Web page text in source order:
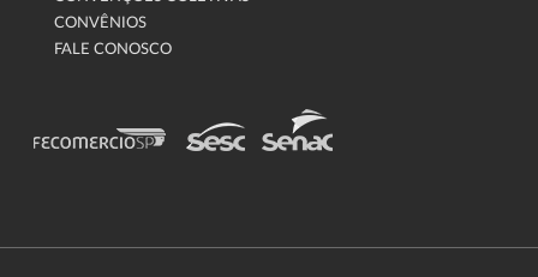
CONVÊNIOS
FALE CONOSCO